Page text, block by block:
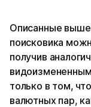
Описанные выше
поисковика
получив
только в том,
валютных пар,